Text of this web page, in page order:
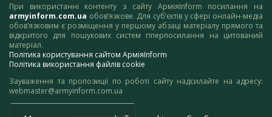
При використанні контенту з сайту АрміяInform посилання на
armyinform.com.ua обов’язкове. Для суб’єктів у сфері онлайн-медіа
обов’язковим є розміщення у першому абзаці матеріалу прямого та
відкритого для пошукових систем гіперпосилання на цитований
матеріал.
Політика користування сайтом АрміяInform
Політика використання файлів cookie
Зауваження та пропозиції по роботі сайту надсилайте на адресу:
webmaster@armyinform.com.ua